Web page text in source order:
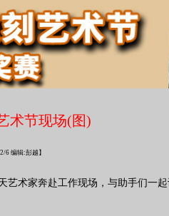
术节现场(图)
6 编辑:彭越】
术家奔赴工作现场，与助手们一起